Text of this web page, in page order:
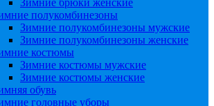
Зимние брюки женские
полукомбинезоны
Зимние полукомбинезоны мужские
Зимние полукомбинезоны женские
костюмы
Зимние костюмы мужские
Зимние костюмы женские
обувь
головные уборы